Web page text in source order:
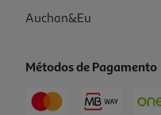
Auchan&Eu
Métodos de Pagamento